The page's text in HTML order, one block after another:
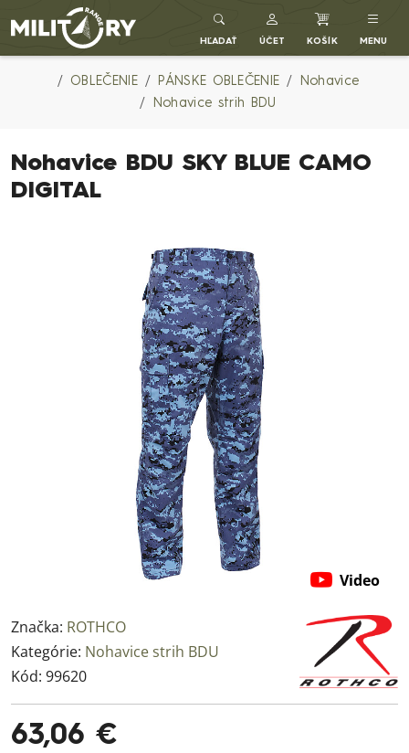
Army shop MILITARY RANGE SK
HĽADAŤ ÚČET KOŠÍK MENU
OBLEČENIE PÁNSKE OBLEČENIE
Nohavice
Nohavice strih BDU
Nohavice BDU SKY BLUE CAMO
DIGITAL
Video
Značka: ROTHCO
Kategórie: Nohavice strih BDU
Kód: 99620
63,06 €